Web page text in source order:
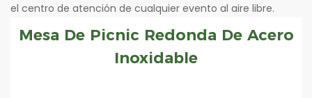
el centro de atención de cualquier evento al aire libre.
Mesa De Picnic Redonda De Acero
Inoxidable